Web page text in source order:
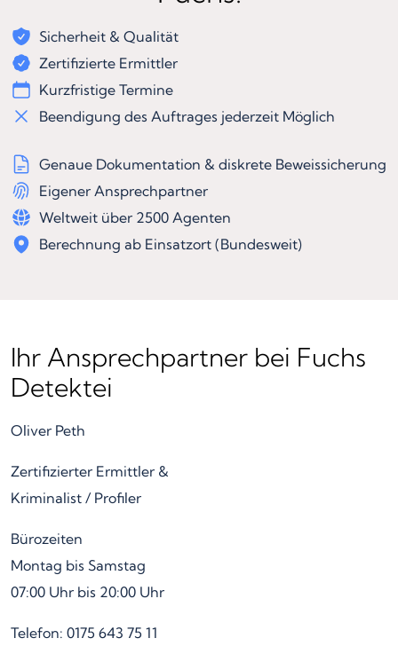
Sicherheit & Qualität
Zertifizierte Ermittler
Kurzfristige Termine
Beendigung des Auftrages jederzeit Möglich
Genaue Dokumentation & diskrete Beweissicherung
Eigener Ansprechpartner
Weltweit über 2500 Agenten
Berechnung ab Einsatzort (Bundesweit)
Ihr Ansprechpartner bei Fuchs
Detektei
Oliver Peth
Zertifizierter Ermittler &
Kriminalist / Profiler
Bürozeiten
Montag bis Samstag
07:00 Uhr bis 20:00 Uhr
Telefon: 0175 643 75 11